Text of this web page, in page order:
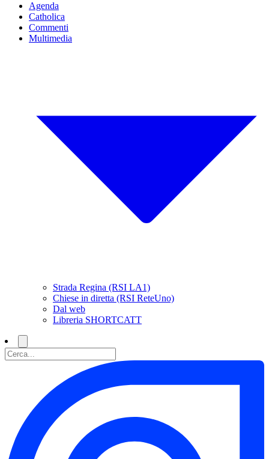
Agenda
Catholica
Commenti
Multimedia
Strada Regina (RSI LA1)
Chiese in diretta (RSI ReteUno)
Dal web
Libreria SHORTCATT